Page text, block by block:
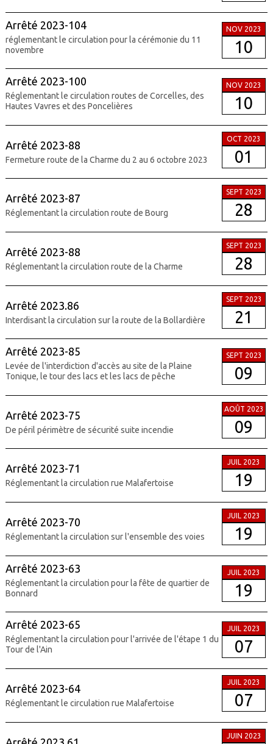
Arrêté 2023-104
réglementant le circulation pour la cérémonie du 11
novembre
NOV 2023
10
Arrêté 2023-100
Réglementant le circulation routes de Corcelles, des
Hautes Vavres et des Poncelières
NOV 2023
10
Arrêté 2023-88
Fermeture route de la Charme du 2 au 6 octobre 2023
OCT 2023
01
Arrêté 2023-87
Réglementant la circulation route de Bourg
SEPT 2023
28
Arrêté 2023-88
Réglementant la circulation route de la Charme
SEPT 2023
28
Arrêté 2023.86
Interdisant la circulation sur la route de la Bollardière
SEPT 2023
21
Arrêté 2023-85
Levée de l'interdiction d'accès au site de la Plaine
Tonique, le tour des lacs et les lacs de pêche
SEPT 2023
09
Arrêté 2023-75
De péril périmètre de sécurité suite incendie
AOÛT 2023
09
Arrêté 2023-71
Réglementant la circulation rue Malafertoise
JUIL 2023
19
Arrêté 2023-70
Réglementant la circulation sur l'ensemble des voies
JUIL 2023
19
Arrêté 2023-63
Réglementant la circulation pour la fête de quartier de
Bonnard
JUIL 2023
19
Arrêté 2023-65
Réglementant la circulation pour l'arrivée de l'étape 1 du
Tour de l'Ain
JUIL 2023
07
Arrêté 2023-64
Réglementant le circulation rue Malafertoise
JUIL 2023
07
JUIN 2023